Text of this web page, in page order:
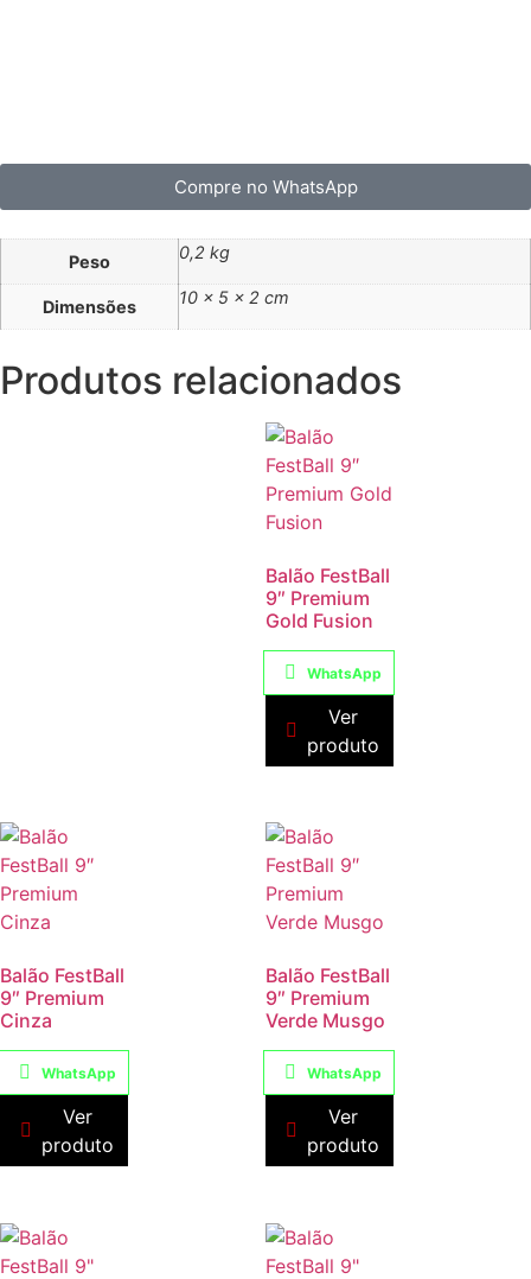
Compre no WhatsApp
Peso 0,2 kg
Dimensões 10 × 5 × 2 cm
Produtos relacionados
Balão FestBall
9″ Premium
Gold Fusion
WhatsApp
Ver
produto
Balão FestBall
9″ Premium
Cinza
WhatsApp
Ver
produto
Balão FestBall
9″ Premium
Verde Musgo
WhatsApp
Ver
produto